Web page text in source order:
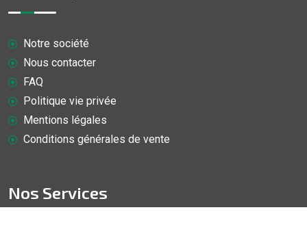
Notre société
Nous contacter
FAQ
Politique vie privée
Mentions légales
Conditions générales de vente
Nos Services